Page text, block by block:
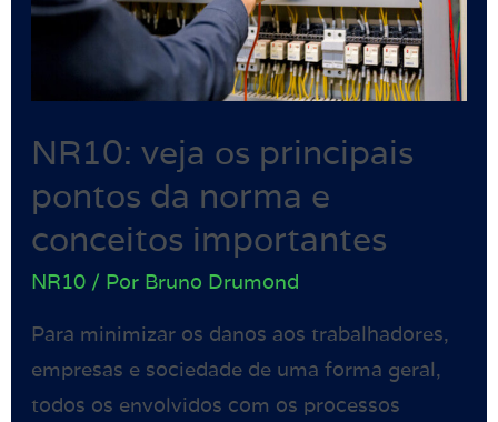
NR10: veja os principais
pontos da norma e
conceitos importantes
NR10/ Por Bruno Drumond
Para minimizar os danos aos trabalhadores,
empresas e sociedade de uma forma geral,
todos os envolvidos com os processos